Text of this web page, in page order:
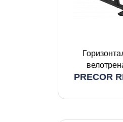
PRECOR